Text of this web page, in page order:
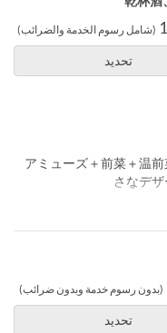
(شامل رسوم الخدمة والضرائب)
تحديد
【コース内容】アミューズ＋前
さなデ
(بدون رسوم خدمة وبدون ضرائب)
تحديد